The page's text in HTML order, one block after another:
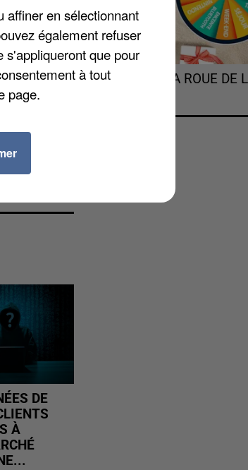
de la
en
d'œil à la
des
DE
À
TOURNEZ LA ROUE DE
affiner en sélectionnant
également refuser
s'appliqueront que pour
à tout
page.